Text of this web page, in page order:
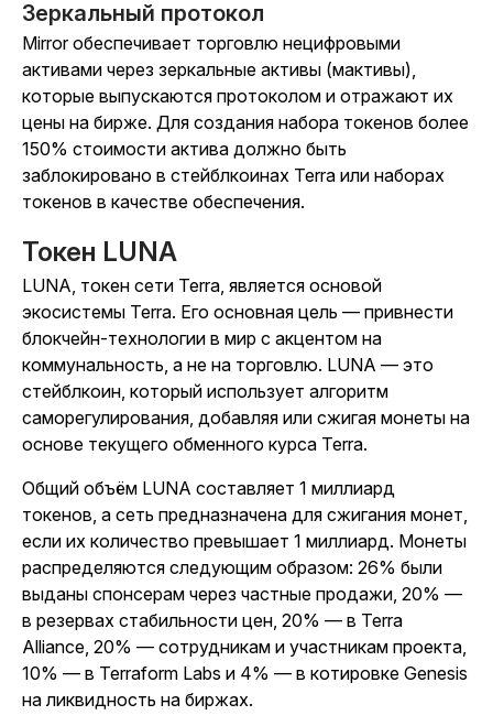
Зеркальный протокол
Mirror обеспечивает торговлю нецифровыми
активами через зеркальные активы (мактивы),
которые выпускаются протоколом и отражают их
цены на бирже. Для создания набора токенов более
150% стоимости актива должно быть
заблокировано в стейблкоинах Terra или наборах
токенов в качестве обеспечения.
Токен LUNA
LUNA, токен сети Terra, является основой
экосистемы Terra. Его основная цель — привнести
блокчейн-технологии в мир с акцентом на
коммунальность, а не на торговлю. LUNA — это
стейблкоин, который использует алгоритм
саморегулирования, добавляя или сжигая монеты на
основе текущего обменного курса Terra.
Общий объём LUNA составляет 1 миллиард
токенов, а сеть предназначена для сжигания монет,
если их количество превышает 1 миллиард. Монеты
распределяются следующим образом: 26% были
выданы спонсерам через частные продажи, 20% —
в резервах стабильности цен, 20% — в Terra
Alliance, 20% — сотрудникам и участникам проекта,
10% — в Terraform Labs и 4% — в котировке Genesis
на ликвидность на биржах.